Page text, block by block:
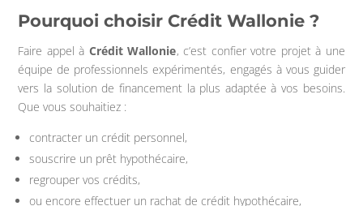
Pourquoi choisir Crédit Wallonie ?
Faire appel à Crédit Wallonie, c’est confier votre projet à une
équipe de professionnels expérimentés, engagés à vous guider
vers la solution de financement la plus adaptée à vos besoins.
Que vous souhaitiez :
contracter un crédit personnel,
souscrire un prêt hypothécaire,
regrouper vos crédits,
ou encore effectuer un rachat de crédit hypothécaire,